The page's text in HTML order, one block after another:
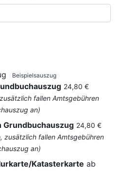
Beispielsauszug
24,80 €
fallen Amtsgebühren
an)
Grundbuchauszug 24,80 €
zusätzlich fallen Amtsgebühren
an)
Katasterkarte ab